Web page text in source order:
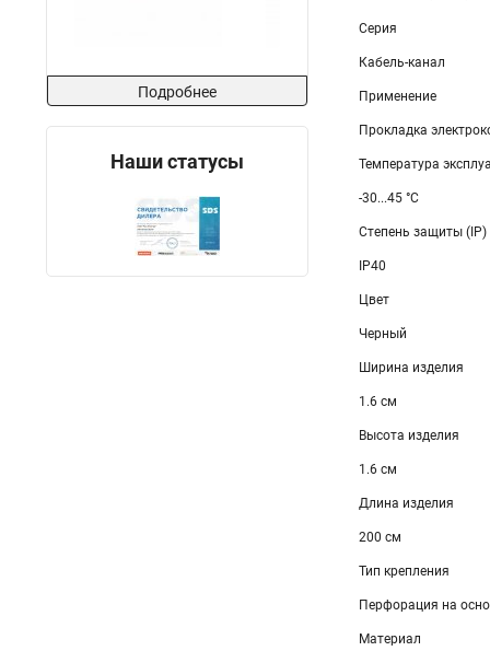
Подробнее
Наши статусы
Серия
Кабель-канал
Применение
Прокладка
Температура
-30...45 °C
Степень защиты (IP)
IP40
Цвет
Черный
Ширина изделия
1.6 см
Высота изделия
1.6 см
Длина изделия
200 см
Тип крепления
Перфорация на
Материал